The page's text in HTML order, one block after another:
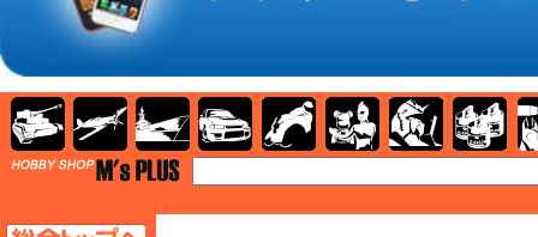
AFV 飛行機 艦船 自動車 バイク キャラクターガンダム 塗料